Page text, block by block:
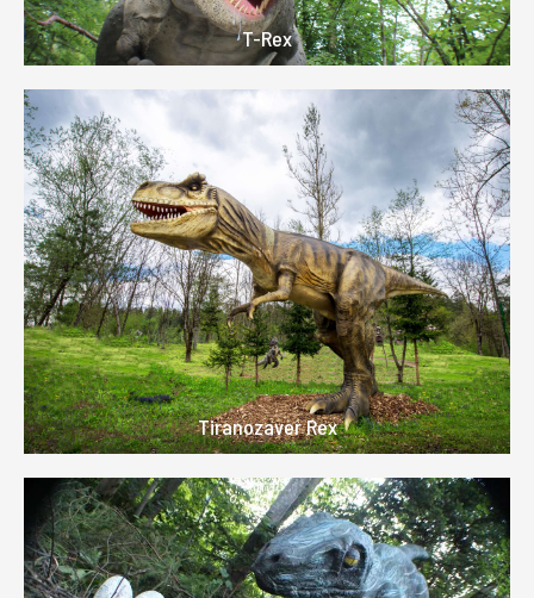
T-Rex
Tiranozaver Rex